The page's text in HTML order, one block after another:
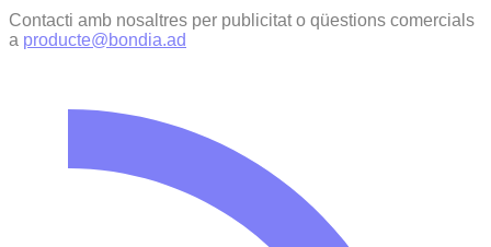
Contacti amb nosaltres per publicitat o qüestions comercials
a producte@bondia.ad